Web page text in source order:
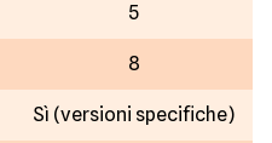
5
8
Sì (versioni specifiche)